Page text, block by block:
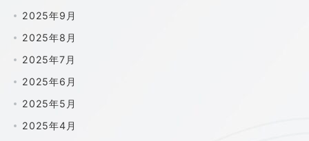
2025年9月
2025年8月
2025年7月
2025年6月
2025年5月
2025年4月